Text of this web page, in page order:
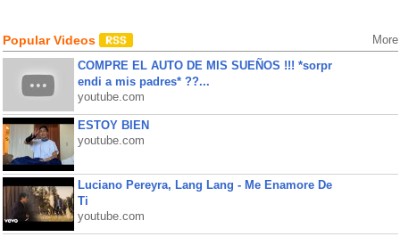
Popular Videos More
COMPRE EL AUTO DE MIS SUEÑOS !!! *sorpr
endi a mis padres* ??...
youtube.com
ESTOY BIEN
youtube.com
Luciano Pereyra, Lang Lang - Me Enamore De
Ti
youtube.com